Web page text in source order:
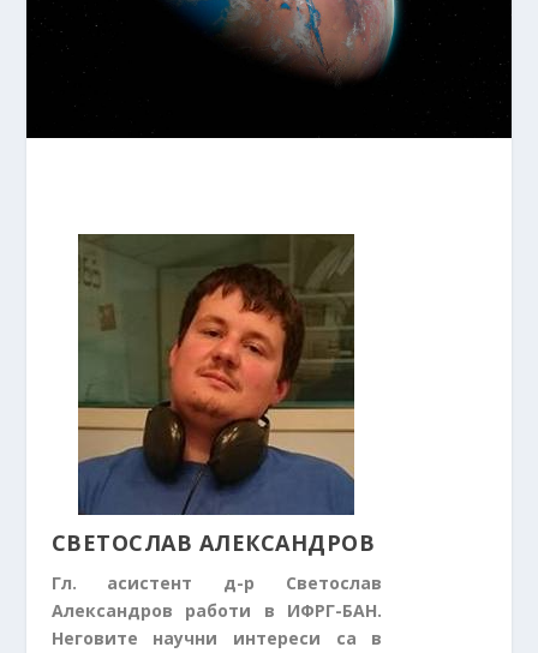
СВЕТОСЛАВ АЛЕКСАНДРОВ
Гл. асистент д-р Светослав
Александров работи в ИФРГ-БАН.
Неговите научни интереси са в